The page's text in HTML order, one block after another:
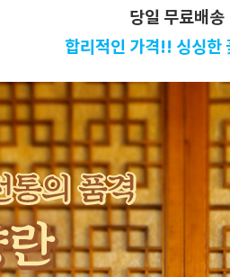
당일 무료배송
합리적인 가격!! 싱싱한